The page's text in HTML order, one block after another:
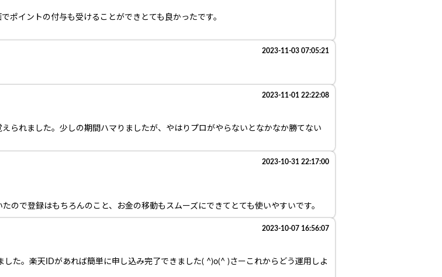
ポイントの付与も受けることができとても良かったです。
2023-11-03 07:05:21
2023-11-01 22:22:08
られました。少しの期間ハマりましたが、やはりプロがやらないとなかなか勝てない
2023-10-31 22:17:00
ので登録はもちろんのこと、お金の移動もスムーズにできてとても使いやすいです。
2023-10-07 16:56:07
た。楽天IDがあれば簡単に申し込み完了できました( ^)o(^ )さーこれからどう運用しよ